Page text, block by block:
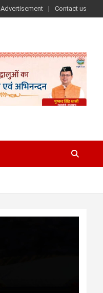
Advertisement Contact us